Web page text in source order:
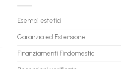
Esempi estetici
Garanzia ed Estensione
Finanziamenti Findomestic